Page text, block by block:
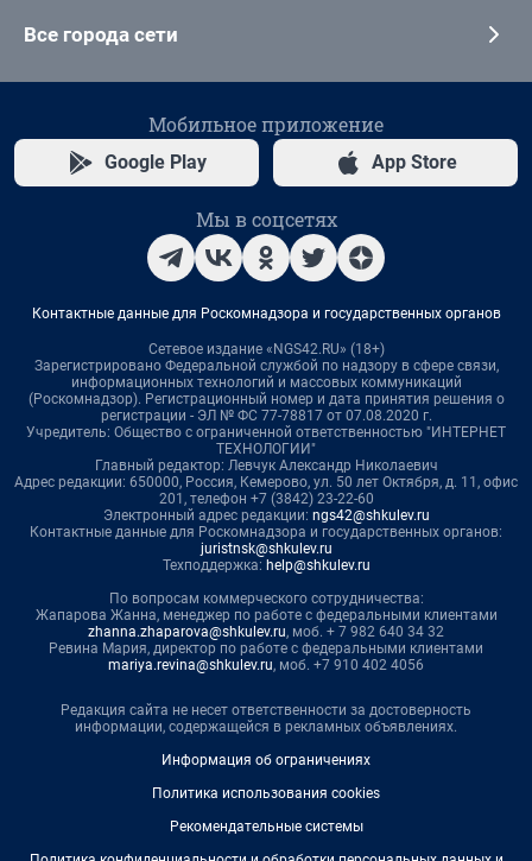
Все города сети
Мобильное приложение
Google Play App Store
Мы в соцсетях
Контактные данные для Роскомнадзора и государственных органов
Сетевое издание «NGS42.RU» (18+)
Зарегистрировано Федеральной службой по надзору в сфере связи,
информационных технологий и массовых коммуникаций
(Роскомнадзор). Регистрационный номер и дата принятия решения о
регистрации - ЭЛ № ФС 77-78817 от 07.08.2020 г.
Учредитель: Общество с ограниченной ответственностью "ИНТЕРНЕТ
ТЕХНОЛОГИИ"
Главный редактор: Левчук Александр Николаевич
Адрес редакции: 650000, Россия, Кемерово, ул. 50 лет Октября, д. 11, офис
201, телефон +7 (3842) 23-22-60
Электронный адрес редакции: ngs42@shkulev.ru
Контактные данные для Роскомнадзора и государственных органов:
juristnsk@shkulev.ru
Техподдержка: help@shkulev.ru
По вопросам коммерческого сотрудничества:
Жапарова Жанна, менеджер по работе с федеральными клиентами
zhanna.zhaparova@shkulev.ru, моб. + 7 982 640 34 32
Ревина Мария, директор по работе с федеральными клиентами
mariya.revina@shkulev.ru, моб. +7 910 402 4056
Редакция сайта не несет ответственности за достоверность
информации, содержащейся в рекламных объявлениях.
Информация об ограничениях
Политика использования cookies
Рекомендательные системы